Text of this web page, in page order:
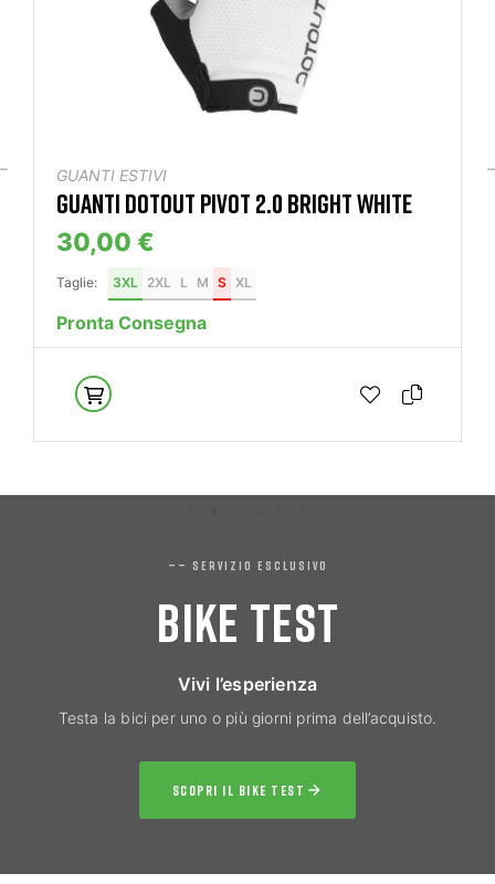
GUANTI ESTIVI
GUANTI DOTOUT PIVOT 2.0 BRIGHT WHITE
30,00 €
Taglie: 3XL 2XL L M S XL
Pronta Consegna
—— SERVIZIO ESCLUSIVO
BIKE TEST
Vivi l’esperienza
Testa la bici per uno o più giorni prima dell’acquisto.
SCOPRI IL BIKE TEST